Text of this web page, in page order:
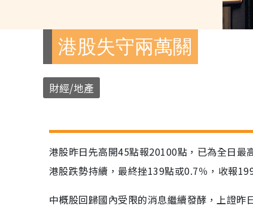
港股失守兩萬關
財經/地產
港股昨日先高開45點報20100點，已為全日
港股跌勢持續，最終挫139點或0.7％，收報
中概股回歸國內受限的消息繼續發酵，上證